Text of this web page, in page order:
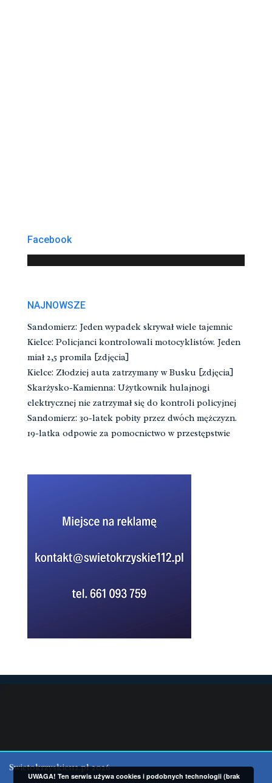
Facebook
NAJNOWSZE
Sandomierz: Jeden wypadek skrywał wiele tajemnic
Kielce: Policjanci kontrolowali motocyklistów. Jeden
miał 2,5 promila [zdjęcia]
Kielce: Złodziej auta zatrzymany w Busku [zdjęcia]
Skarżysko-Kamienna: Użytkownik hulajnogi
elektrycznej nie zatrzymał się do kontroli policyjnej
Sandomierz: 30-latek pobity przez dwóch mężczyzn.
19-latka odpowie za pomocnictwo w przestępstwie
Swietokrzyskie112.pl 2026
UWAGA! Ten serwis używa cookies i podobnych technologii (brak